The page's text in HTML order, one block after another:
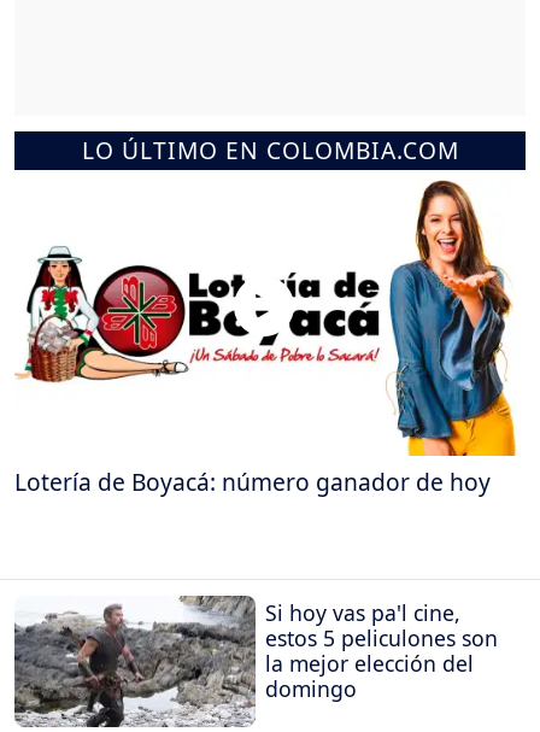
LO ÚLTIMO EN COLOMBIA.COM
Lotería de Boyacá: número ganador de hoy
Si hoy vas pa'l cine,
estos 5 peliculones son
la mejor elección del
domingo